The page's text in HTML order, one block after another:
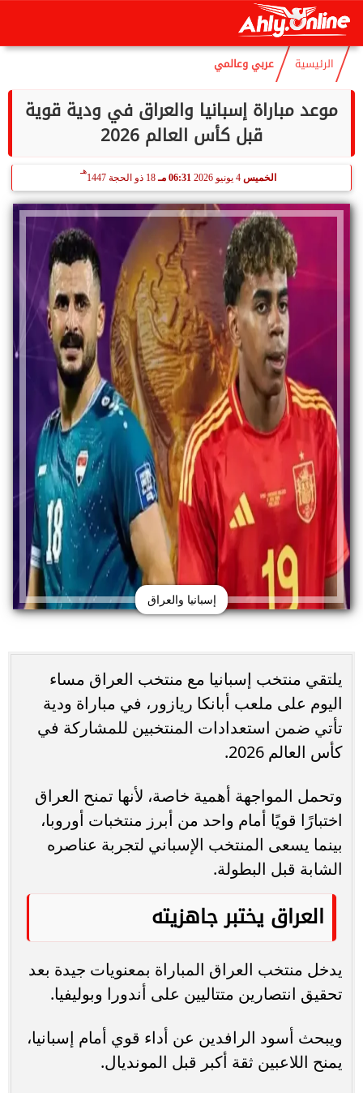
السبت
الرئيسية عربي وعالمي
موعد مباراة إسبانيا والعراق في ودية قوية
قبل كأس العالم 2026
الخميس 06:31 مـ 18 ذو الحجة 1447
هـ
إسبانيا والعراق
يلتقي منتخب إسبانيا مع منتخب العراق مساء
اليوم على ملعب أبانكا ريازور، في مباراة ودية
تأتي ضمن استعدادات المنتخبين للمشاركة في
كأس العالم 2026.
وتحمل المواجهة أهمية خاصة، لأنها تمنح العراق
اختبارًا قويًا أمام واحد من أبرز منتخبات أوروبا،
بينما يسعى المنتخب الإسباني لتجربة عناصره
الشابة قبل البطولة.
العراق يختبر جاهزيته
يدخل منتخب العراق المباراة بمعنويات جيدة بعد
تحقيق انتصارين متتاليين على أندورا وبوليفيا.
ويبحث أسود الرافدين عن أداء قوي أمام إسبانيا،
يمنح اللاعبين ثقة أكبر قبل المونديال.